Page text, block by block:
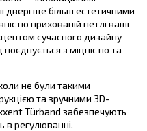
двері ще більш естетичними
прихованій петлі ваші
сучасного дизайну
з міцністю та
не були такими
та зручними 3D-
Türband забезпечують
в регулюванні.